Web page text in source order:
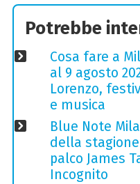
Potrebbe
Cosa fare a
al 9 agosto
Lorenzo,
e musica
Blue Note
della
palco James
Incognito